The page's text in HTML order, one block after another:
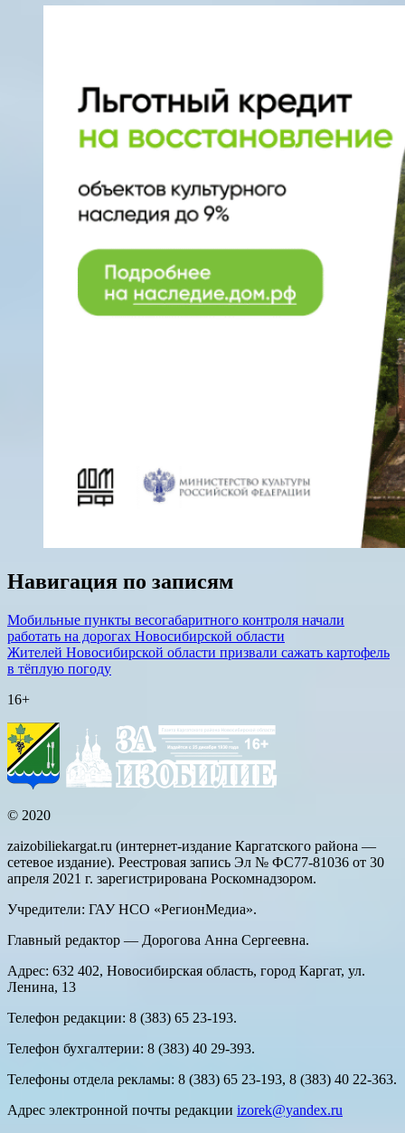
Навигация по записям
Мобильные пункты весогабаритного контроля начали
работать на дорогах Новосибирской области
Жителей Новосибирской области призвали сажать картофель
в тёплую погоду
16+
© 2020
zaizobiliekargat.ru (интернет-издание Каргатского района —
сетевое издание). Реестровая запись Эл № ФС77-81036 от 30
апреля 2021 г. зарегистрирована Роскомнадзором.
Учредители: ГАУ НСО «РегионМедиа».
Главный редактор — Дорогова Анна Сергеевна.
Адрес: 632 402, Новосибирская область, город Каргат, ул.
Ленина, 13
Телефон редакции: 8 (383) 65 23-193.
Телефон бухгалтерии: 8 (383) 40 29-393.
Телефоны отдела рекламы: 8 (383) 65 23-193, 8 (383) 40 22-363.
Адрес электронной почты редакции izorek@yandex.ru